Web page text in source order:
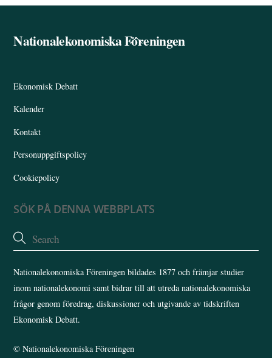
Back
Nationalekonomiska Föreningen
Ekonomisk Debatt
Kalender
Kontakt
Personuppgiftspolicy
Cookiepolicy
SÖK PÅ DENNA WEBBPLATS
Nationalekonomiska Föreningen bildades 1877 och främjar studier
inom nationalekonomi samt bidrar till att utreda nationalekonomiska
frågor genom föredrag, diskussioner och utgivande av tidskriften
Ekonomisk Debatt.
©Nationalekonomiska Föreningen